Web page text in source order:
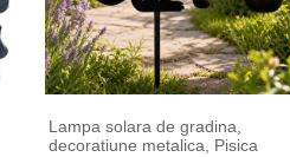
Lampa solara de gradina,
decoratiune metalica, Pisica